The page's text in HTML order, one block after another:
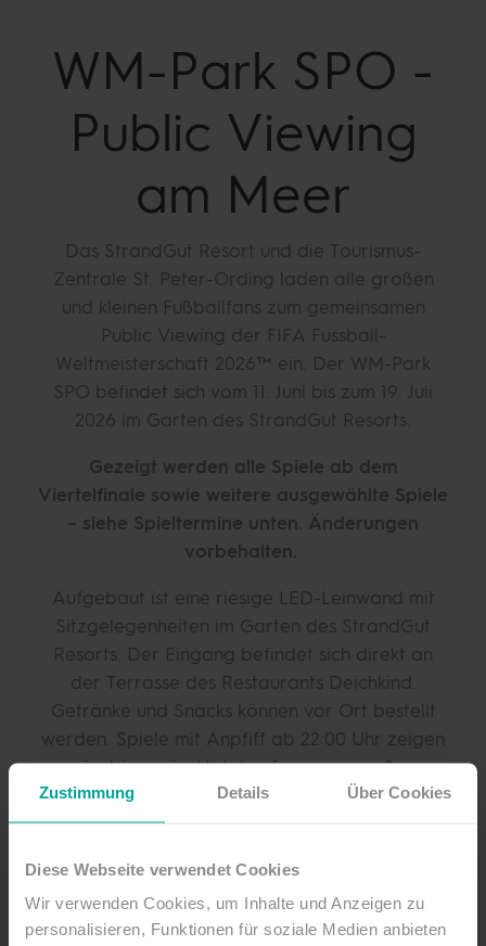
Zustimmung Details Über Cookies
Diese Webseite verwendet Cookies
Wir verwenden Cookies, um Inhalte und Anzeigen zu
personalisieren, Funktionen für soziale Medien anbieten
WM-Park SPO -
Public Viewing
am Meer
Das StrandGut Resort und die Tourismus-
Zentrale St. Peter-Ording laden alle großen
und kleinen Fußballfans zum gemeinsamen
Public Viewing der FIFA Fussball-
Weltmeisterschaft 2026™ ein. Der WM-Park
SPO befindet sich vom 11. Juni bis zum 19. Juli
2026 im Garten des StrandGut Resorts.
Gezeigt werden alle Spiele ab dem
Viertelfinale sowie weitere ausgewählte Spiele
– siehe Spieltermine unten. Änderungen
vorbehalten.
Aufgebaut ist eine riesige LED-Leinwand mit
Sitzgelegenheiten im Garten des StrandGut
Resorts. Der Eingang befindet sich direkt an
der Terrasse des Restaurants Deichkind.
Getränke und Snacks können vor Ort bestellt
werden. Spiele mit Anpfiff ab 22:00 Uhr zeigen
wir drinnen im Hotel auf unserer großen
Leinwand im Atrium.
Zentrale freuen sich darauf, gemeinsam mit